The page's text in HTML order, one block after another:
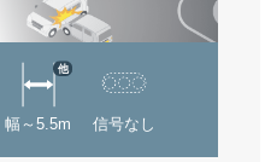
幅～5.5m
他
信号なし